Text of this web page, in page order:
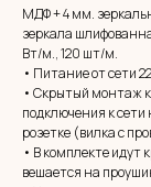
МДФ + 4 мм.
зеркала
Вт/м., 120 шт/м.
• Питание от сети
• Скрытый монтаж
подключения к
розетке (вилка с
• В комплекте идут
вешается на